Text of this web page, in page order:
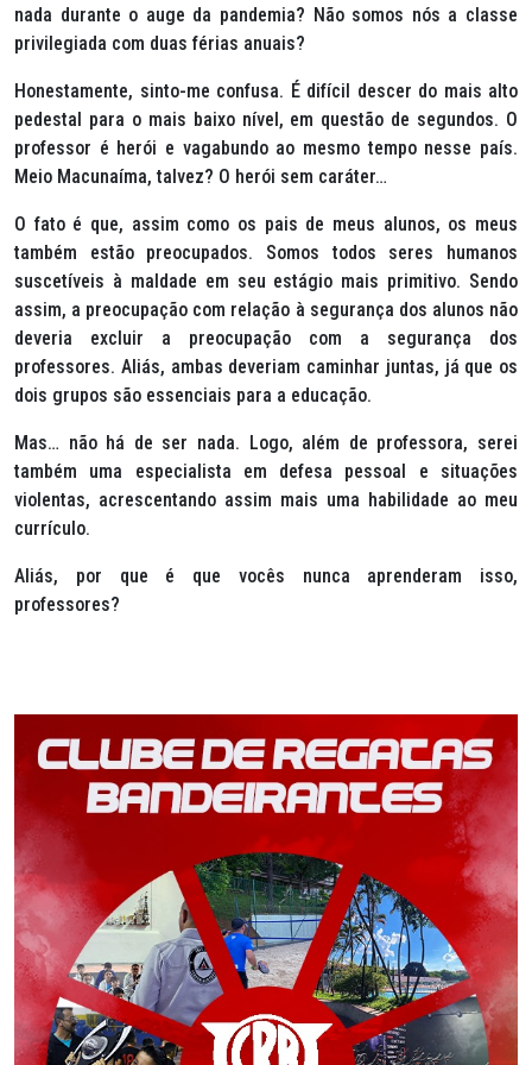
nada durante o auge da pandemia? Não somos nós a classe
privilegiada com duas férias anuais?
Honestamente, sinto-me confusa. É difícil descer do mais alto
pedestal para o mais baixo nível, em questão de segundos. O
professor é herói e vagabundo ao mesmo tempo nesse país.
Meio Macunaíma, talvez? O herói sem caráter…
O fato é que, assim como os pais de meus alunos, os meus
também estão preocupados. Somos todos seres humanos
suscetíveis à maldade em seu estágio mais primitivo. Sendo
assim, a preocupação com relação à segurança dos alunos não
deveria excluir a preocupação com a segurança dos
professores. Aliás, ambas deveriam caminhar juntas, já que os
dois grupos são essenciais para a educação.
Mas… não há de ser nada. Logo, além de professora, serei
também uma especialista em defesa pessoal e situações
violentas, acrescentando assim mais uma habilidade ao meu
currículo.
Aliás, por que é que vocês nunca aprenderam isso,
professores?